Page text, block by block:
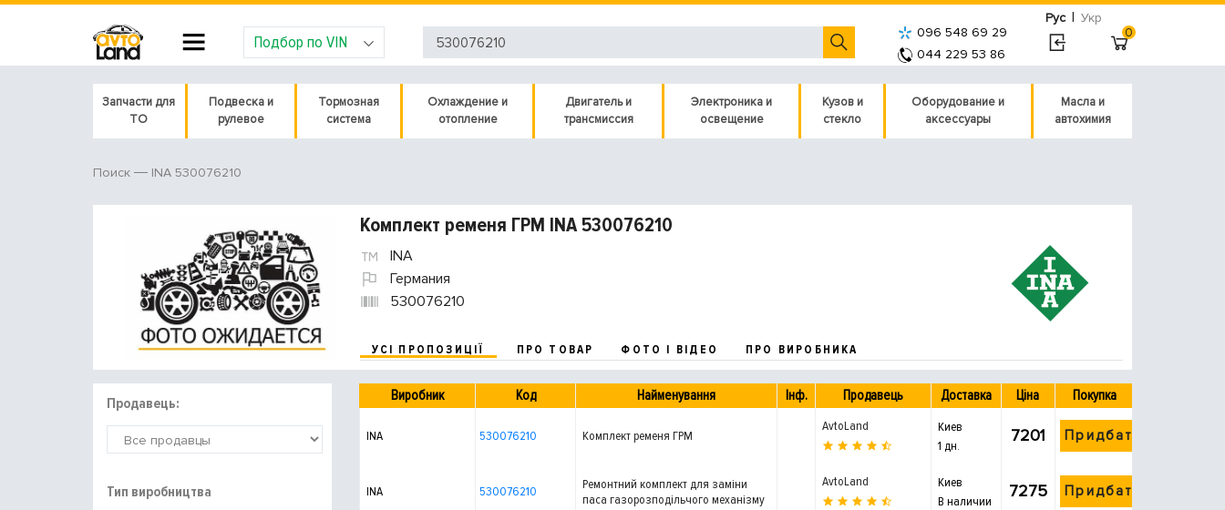
Рус | Укр
Подбор по VIN
096 548 69 29
044 229 53 86
0
Запчасти для
ТО
Подвеска и
рулевое
Тормозная
система
Охлаждение и
отопление
Двигатель и
трансмиссия
Электроника и
освещение
Кузов и
стекло
Оборудование и
аксессуары
Масла и
автохимия
Поиск INA 530076210
Комплект ременя ГРМ INA 530076210
INA
Германия
530076210
УСІ ПРОПОЗИЦІЇ ПРО ТОВАР ФОТО І ВІДЕО ПРО ВИРОБНИКА
Продавець:
Тип виробництва
Виробник Код Найменування Інф. Продавець Доставка Ціна Покупка
INA 530076210 Комплект ременя ГРМ
AvtoLand
Киев
1 дн.
7201 Придбати
INA 530076210
Ремонтний комплект для заміни
паса газорозподільчого механізму
AvtoLand
Киев
В наличии
7275 Придбати